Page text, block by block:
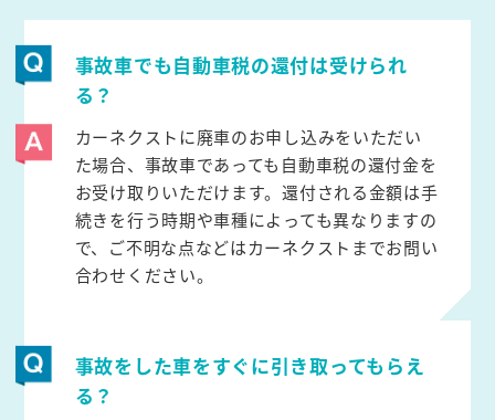
事故車でも自動車税の還付は受けられ
る？
カーネクストに廃車のお申し込みをいただい
た場合、事故車であっても自動車税の還付金を
お受け取りいただけます。還付される金額は手
続きを行う時期や車種によっても異なりますの
で、ご不明な点などはカーネクストまでお問い
合わせください。
事故をした車をすぐに引き取ってもらえ
る？